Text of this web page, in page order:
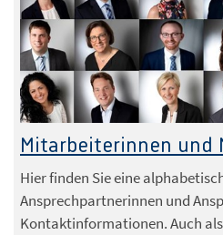
Mitarbeiterinnen und
Hier finden Sie eine
Ansprechpartnerinnen und
Kontaktinformationen. Auch